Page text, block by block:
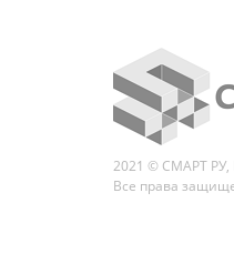
2021 © СМАРТ РУ,
Все права